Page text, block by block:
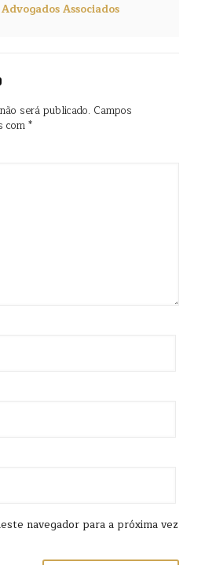
Associados
será publicado. Campos
com*
navegador para a próxima vez